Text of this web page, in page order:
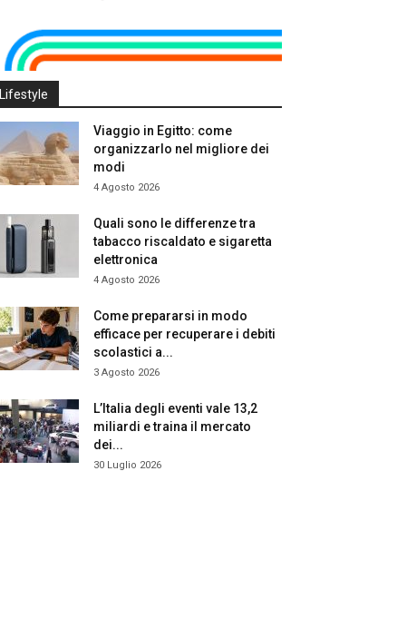
Lifestyle
Viaggio in Egitto: come
organizzarlo nel migliore dei
modi
4 Agosto 2026
Quali sono le differenze tra
tabacco riscaldato e sigaretta
elettronica
4 Agosto 2026
Come prepararsi in modo
efficace per recuperare i debiti
scolastici a...
3 Agosto 2026
L’Italia degli eventi vale 13,2
miliardi e traina il mercato
dei...
30 Luglio 2026